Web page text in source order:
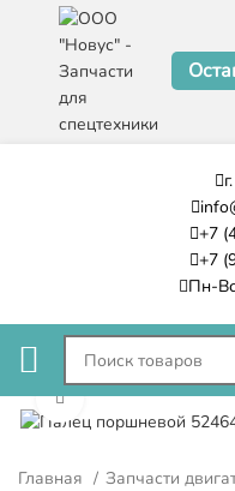
+7
+7
Пн-
Нажмите, чтобы
Главная
Запчасти